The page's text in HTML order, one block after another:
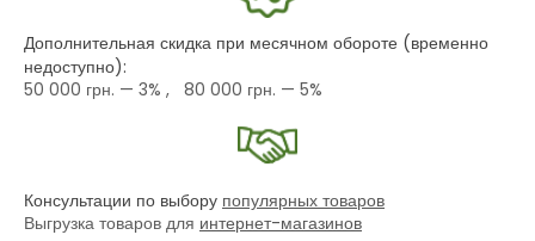
Дополнительная скидка при месячном обороте (временно
недоступно):
50 000 грн. — 3% , 80 000 грн. — 5%
Консультации по выбору популярных товаров
Выгрузка товаров для интернет-магазинов